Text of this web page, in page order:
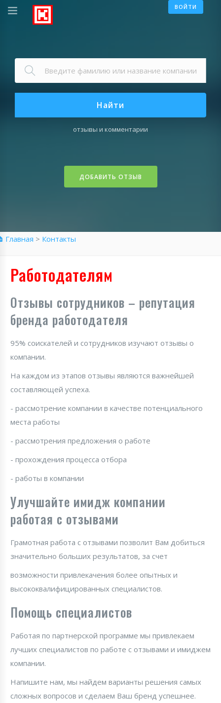
ВОЙТИ
Найти
отзывы и комментарии
ДОБАВИТЬ ОТЗЫВ
Главная > Контакты
Работодателям
Отзывы сотрудников – репутация
бренда работодателя
95% соискателей и сотрудников изучают отзывы о
компании.
На каждом из этапов отзывы являются важнейшей
составляющей успеха.
- рассмотрение компании в качестве потенциального
места работы
- рассмотрения предложения о работе
- прохождения процесса отбора
- работы в компании
Улучшайте имидж компании
работая с отзывами
Грамотная работа с отзывами позволит Вам добиться
значительно больших результатов, за счет
возможности привлекачения более опытных и
высококвалифицированных специалистов.
Помощь специалистов
Работая по партнерской программе мы привлекаем
лучших специалистов по работе с отзывами и имиджем
компании.
Напишите нам, мы найдем варианты решения самых
сложных вопросов и сделаем Ваш бренд успешнее.